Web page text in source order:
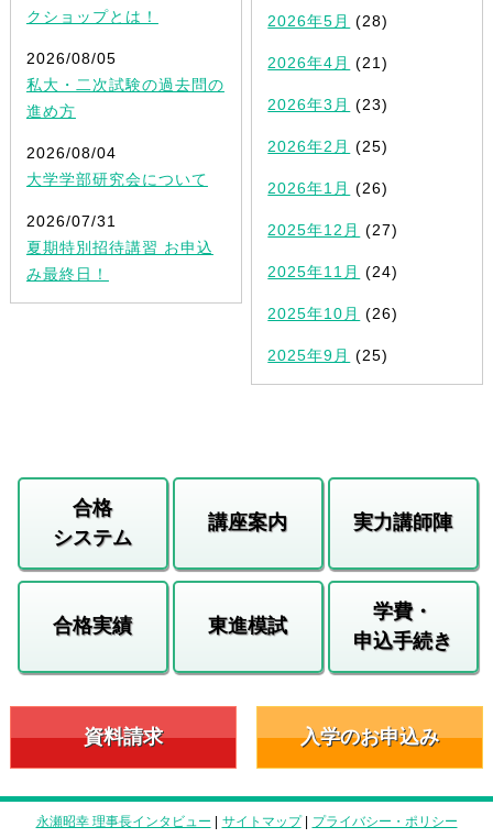
クショップとは！
2026/08/05
私大・二次試験の過去問の
進め方
2026/08/04
大学学部研究会について
2026/07/31
夏期特別招待講習 お申込
み最終日！
2026年5月 (28)
2026年4月 (21)
2026年3月 (23)
2026年2月 (25)
2026年1月 (26)
2025年12月 (27)
2025年11月 (24)
2025年10月 (26)
2025年9月 (25)
合格
システム
講座案内 実力講師陣
合格実績 東進模試
学費・
申込手続き
資料請求 入学のお申込み
永瀬昭幸 理事長インタビュー | サイトマップ| プライバシー・ポリシー